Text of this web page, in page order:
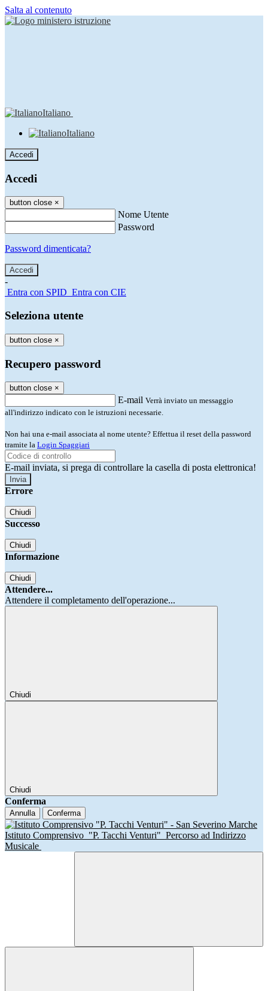
Salta al contenuto
Italiano
Italiano
Accedi
Accedi
button close ×
Nome Utente
Password
Password dimenticata?
-
Entra con SPID Entra con CIE
Seleziona utente
button close ×
Recupero password
button close ×
E-mail Verrà inviato un messaggio
all'indirizzo indicato con le istruzioni necessarie.
Non hai una e-mail associata al nome utente? Effettua il reset della password
tramite la Login Spaggiari
E-mail inviata, si prega di controllare la casella di posta elettronica!
Errore
Chiudi
Successo
Chiudi
Informazione
Chiudi
Attendere...
Attendere il completamento dell'operazione...
Chiudi
Chiudi
Conferma
Annulla Conferma
Istituto Comprensivo "P. Tacchi Venturi" Percorso ad Indirizzo
Musicale